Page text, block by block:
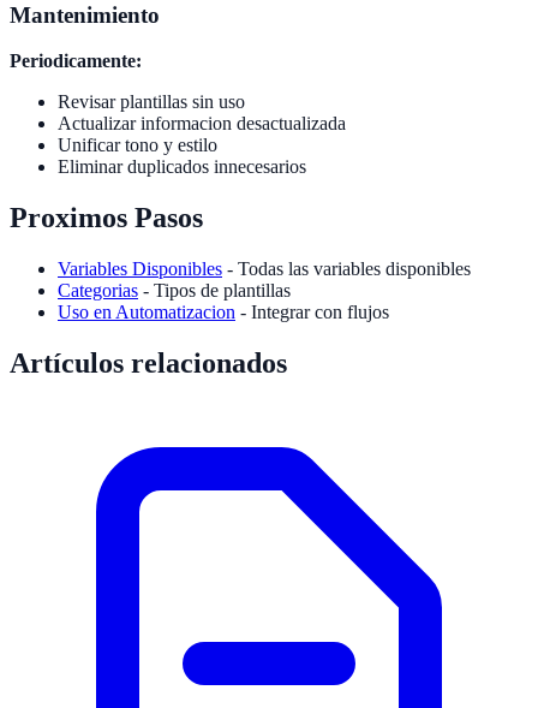
Mantenimiento
Periodicamente:
Revisar plantillas sin uso
Actualizar informacion desactualizada
Unificar tono y estilo
Eliminar duplicados innecesarios
Proximos Pasos
Variables Disponibles - Todas las variables disponibles
Categorias - Tipos de plantillas
Uso en Automatizacion - Integrar con flujos
Artículos relacionados